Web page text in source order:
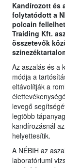
Kandírozott és
folytatódott a
polcain
Traiding Kft.
összetevők
Az aszalás és a
módja a
eltávolítják a
levegő
legtöbb
kandírozásnál
helyettesítik.
A NÉBIH az
laboratóriumi